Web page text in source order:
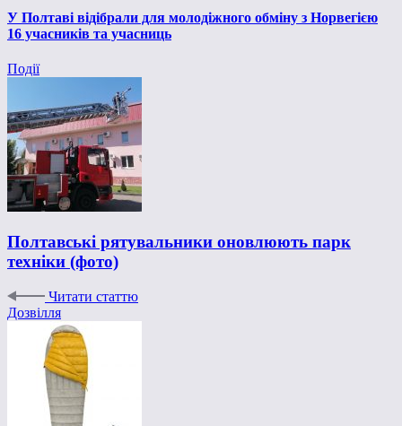
У Полтаві відібрали для молодіжного обміну з Норвегією
16 учасників та учасниць
Події
Полтавські рятувальники оновлюють парк
техніки (фото)
Читати статтю
Дозвілля